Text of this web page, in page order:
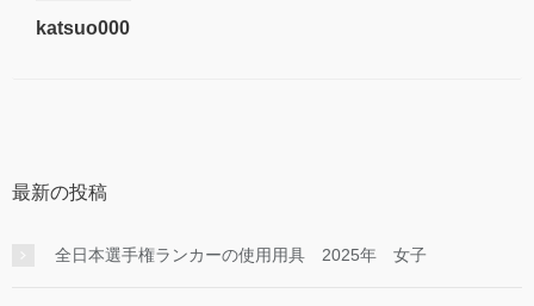
katsuo000
最新の投稿
全日本選手権ランカーの使用用具 2025年 女子